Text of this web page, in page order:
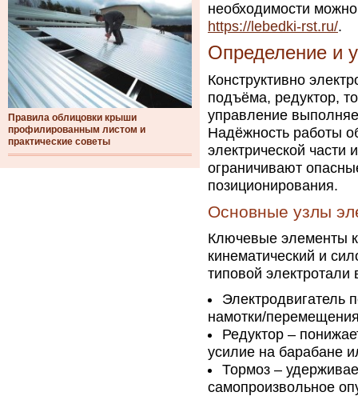
Правила облицовки крыши
профилированным листом и
практические советы
необходимости
https://lebedki-rst.ru/.
Определение и
Конструктивно
подъёма, редуктор,
управление
Надёжность работы
электрической части
ограничивают
позиционирования.
Основные узлы
Ключевые элементы
кинематический и
типовой
намотки/
Редуктор –
усилие на барабане
Тормоз –
самопроизвольное